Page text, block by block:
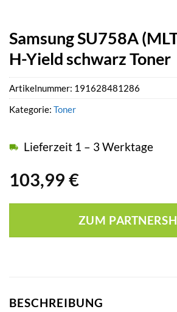
Samsung SU758A
H-Yield schwarz Toner
103,99 €
Lieferzeit 1 – 3 Werktage
ZUM
Artikelnummer: 191628481286
Kategorie: Toner
BESCHREIBUNG